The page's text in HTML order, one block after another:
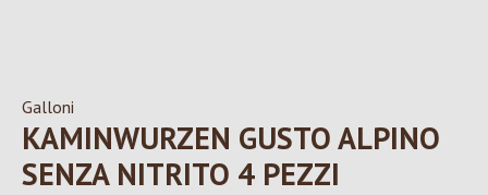
Galloni
KAMINWURZEN GUSTO ALPINO
SENZA NITRITO 4 PEZZI